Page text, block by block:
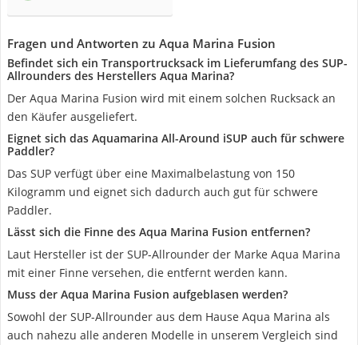
Fragen und Antworten zu Aqua Marina Fusion
Befindet sich ein Transportrucksack im Lieferumfang des SUP-
Allrounders des Herstellers Aqua Marina?
Der Aqua Marina Fusion wird mit einem solchen Rucksack an
den Käufer ausgeliefert.
Eignet sich das Aquamarina All-Around iSUP auch für schwere
Paddler?
Das SUP verfügt über eine Maximalbelastung von 150
Kilogramm und eignet sich dadurch auch gut für schwere
Paddler.
Lässt sich die Finne des Aqua Marina Fusion entfernen?
Laut Hersteller ist der SUP-Allrounder der Marke Aqua Marina
mit einer Finne versehen, die entfernt werden kann.
Muss der Aqua Marina Fusion aufgeblasen werden?
Sowohl der SUP-Allrounder aus dem Hause Aqua Marina als
auch nahezu alle anderen Modelle in unserem Vergleich sind